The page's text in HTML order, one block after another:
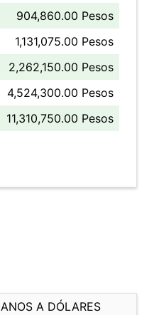
904,860.00 Pesos
1,131,075.00 Pesos
2,262,150.00 Pesos
4,524,300.00 Pesos
11,310,750.00 Pesos
A DÓLARES